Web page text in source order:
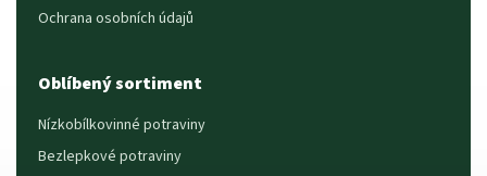
Ochrana osobních údajů
Oblíbený sortiment
Nízkobílkovinné potraviny
Bezlepkové potraviny